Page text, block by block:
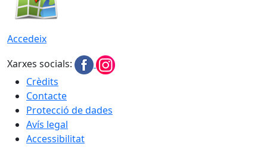
Accedeix
Xarxes socials:
Crèdits
Contacte
Protecció de dades
Avís legal
Accessibilitat